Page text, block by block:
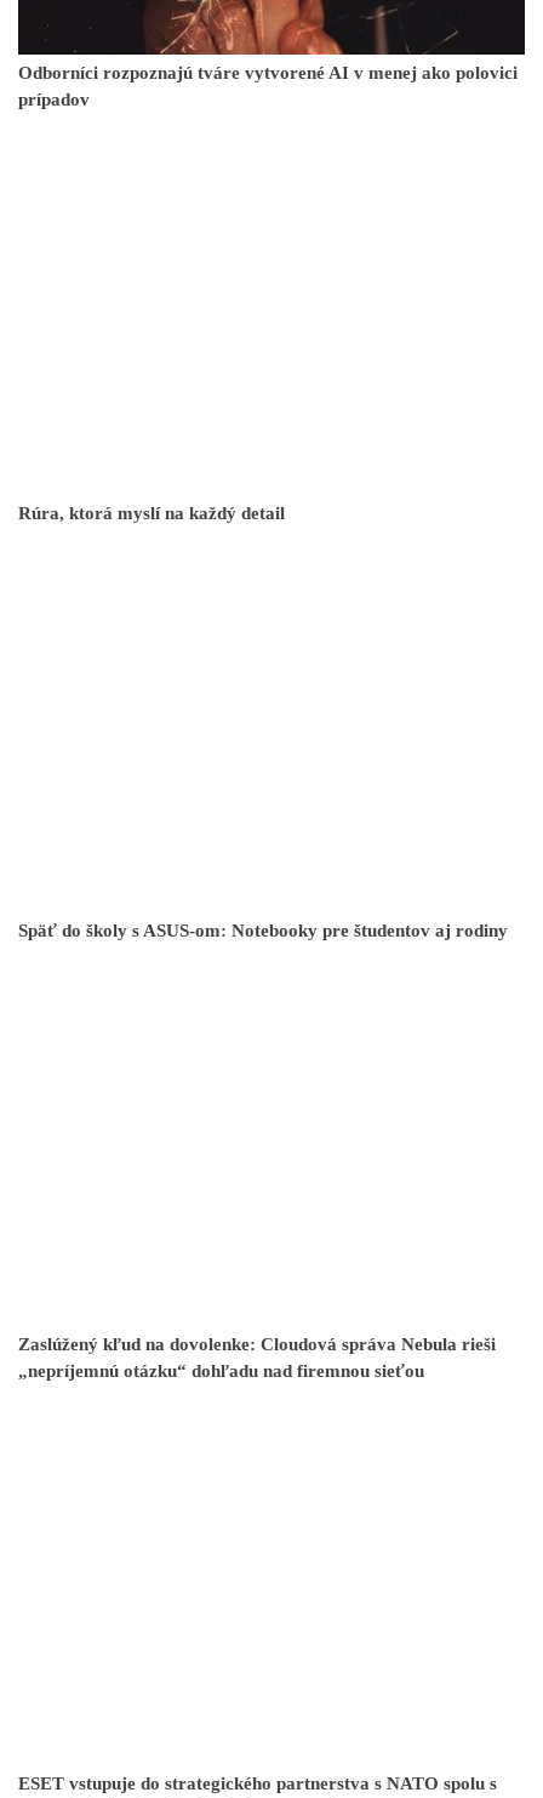
Odborníci rozpoznajú tváre vytvorené AI v menej ako polovici
prípadov
Rúra, ktorá myslí na každý detail
Späť do školy s ASUS-om: Notebooky pre študentov aj rodiny
Zaslúžený kľud na dovolenke: Cloudová správa Nebula rieši
„nepríjemnú otázku“ dohľadu nad firemnou sieťou
ESET vstupuje do strategického partnerstva s NATO spolu s